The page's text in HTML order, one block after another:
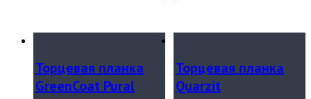
Торцевая планка
GreenCoat Pural
Торцевая планка
Quarzit